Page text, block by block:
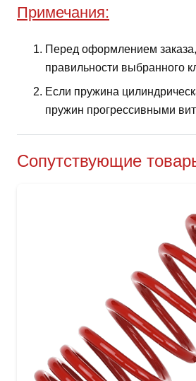
Примечания:
Перед оформлением
правильности выбранного
Если пружина
пружин прогрессивными
Сопутствующие